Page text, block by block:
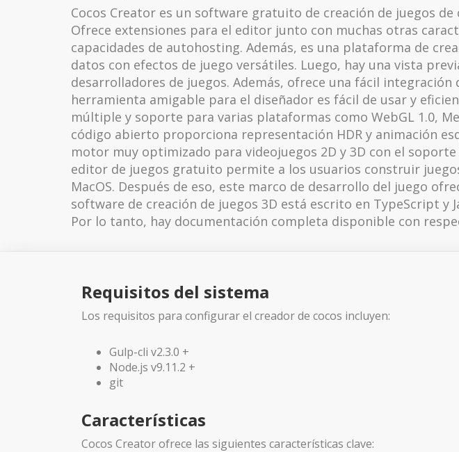
Cocos Creator es un software gratuito de creación de juegos
Ofrece extensiones para el editor junto con muchas otras
capacidades de autohosting. Además, es una plataforma de
datos con efectos de juego versátiles. Luego, hay una vista
desarrolladores de juegos. Además, ofrece una fácil
herramienta amigable para el diseñador es fácil de usar y
múltiple y soporte para varias plataformas como WebGL 1.0,
código abierto proporciona representación HDR y animación
motor muy optimizado para videojuegos 2D y 3D con el
editor de juegos gratuito permite a los usuarios construir
MacOS. Después de eso, este marco de desarrollo del juego
software de creación de juegos 3D está escrito en TypeScript
Por lo tanto, hay documentación completa disponible con
Requisitos del sistema
Los requisitos para configurar el creador de cocos incluyen:
Gulp-cli v2.3.0 +
Node.js v9.11.2 +
git
Características
Cocos Creator ofrece las siguientes características clave: